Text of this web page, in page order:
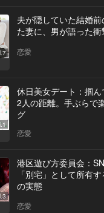
夫が隠していた結婚
た妻に、男が語った
恋愛
休日美女デート：掴
2人の距離。手ぶらで
グ
恋愛
港区遊び方委員会：
「別宅」として所有
の実態
恋愛